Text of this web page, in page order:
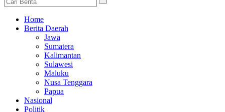
Home
Berita Daerah
Jawa
Sumatera
Kalimantan
Sulawesi
Maluku
Nusa Tenggara
Papua
Nasional
Politik